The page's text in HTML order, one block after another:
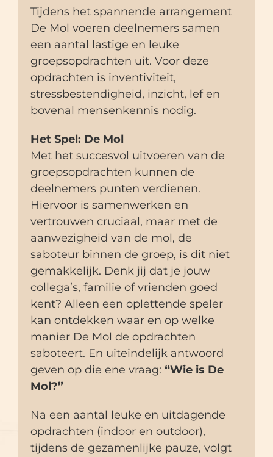
Tijdens het spannende arrangement
De Mol voeren deelnemers samen
een aantal lastige en leuke
groepsopdrachten uit. Voor deze
opdrachten is inventiviteit,
stressbestendigheid, inzicht, lef en
bovenal mensenkennis nodig.
Het Spel: De Mol
Met het succesvol uitvoeren van de
groepsopdrachten kunnen de
deelnemers punten verdienen.
Hiervoor is samenwerken en
vertrouwen cruciaal, maar met de
aanwezigheid van de mol, de
saboteur binnen de groep, is dit niet
gemakkelijk. Denk jij dat je jouw
collega’s, familie of vrienden goed
kent? Alleen een oplettende speler
kan ontdekken waar en op welke
manier De Mol de opdrachten
saboteert. En uiteindelijk antwoord
geven op die ene vraag: “Wie is De
Mol?”
Na een aantal leuke en uitdagende
opdrachten (indoor en outdoor),
tijdens de gezamenlijke pauze, volgt